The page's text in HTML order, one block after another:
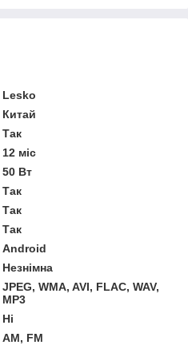
Lesko
Китай
Так
12 міс
50 Вт
Так
Так
Так
Android
Незнімна
JPEG, WMA, AVI, FLAC, WAV,
MP3
Ні
AM, FM